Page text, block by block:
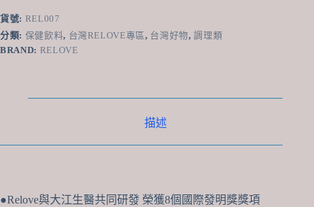
美
顏
千
億
風
貨號: REL007
分類: 保健飲料, 台灣RELOVE專區, 台灣好物,調理類
BRAND: RELOVE
描述
●Relove與大江生醫共同研發 榮獲8個國際發明獎獎項